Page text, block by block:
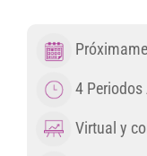
4
Virtual y